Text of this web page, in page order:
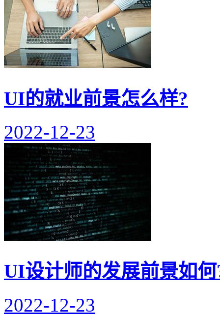
UI的就业前景怎么样?
2022-12-23
UI设计师的发展前景如何
2022-12-23